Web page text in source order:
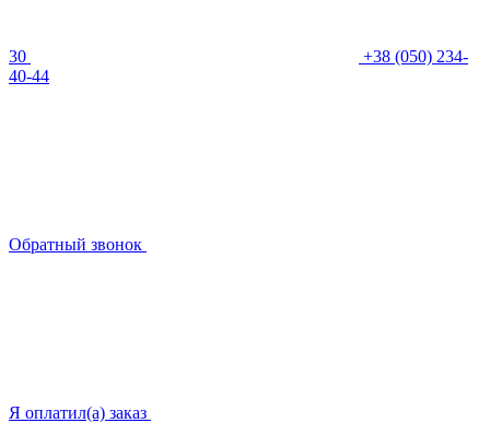
30
+38 (050) 234-
40-44
Обратный звонок
Я оплатил(а) заказ